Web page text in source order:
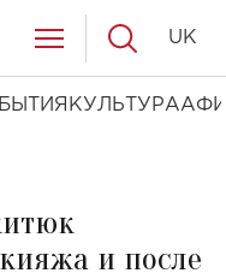
КУЛЬТУРА
UK
и после